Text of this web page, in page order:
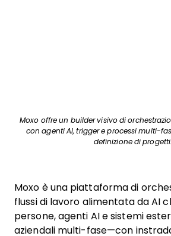
Moxo offre un builder visivo di
con agenti AI, trigger e processi multi-
definizione di progetti.
Moxo è una piattaforma di
flussi di lavoro alimentata da AI
persone, agenti AI e sistemi
aziendali multi-fase—con